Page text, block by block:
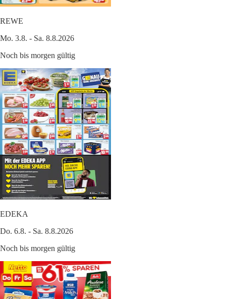
REWE
Mo. 3.8. - Sa. 8.8.2026
Noch bis morgen gültig
EDEKA
Do. 6.8. - Sa. 8.8.2026
Noch bis morgen gültig